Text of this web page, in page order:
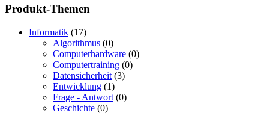
Produkt-Themen
Informatik (17)
Algorithmus (0)
Computerhardware (0)
Computertraining (0)
Datensicherheit (3)
Entwicklung (1)
Frage - Antwort (0)
Geschichte (0)